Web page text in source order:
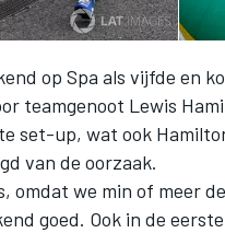
op Spa als vijfde en
teamgenoot Lewis
set-up, wat ook
van de oorzaak.
omdat we min of meer
goed. Ook in de